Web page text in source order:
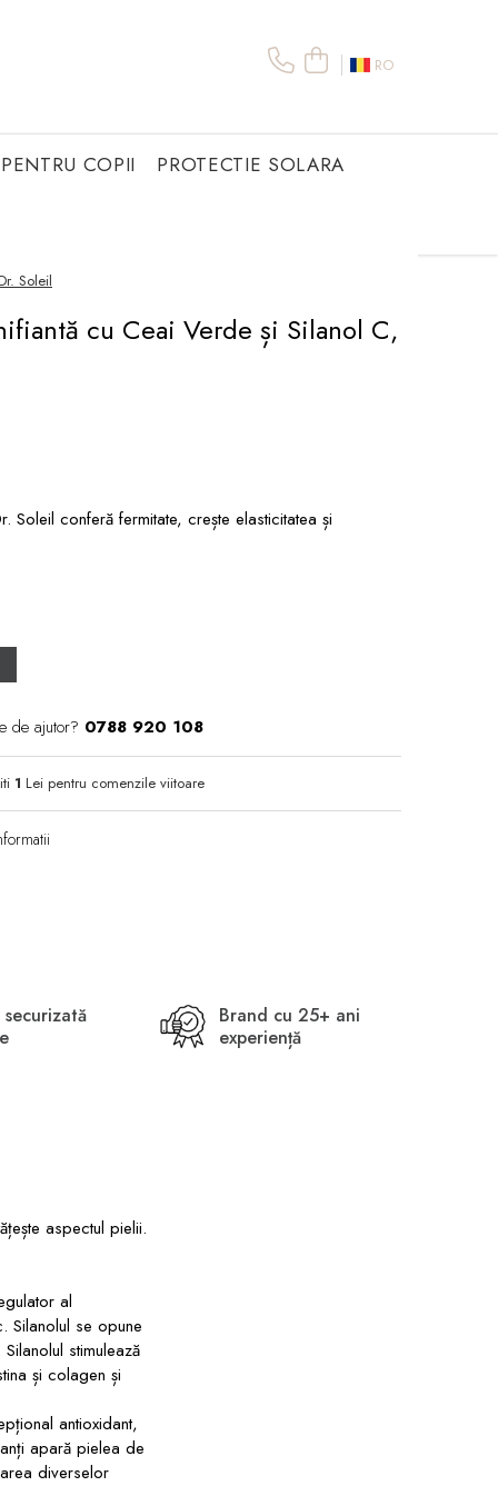
RO
COPII PROTECTIE SOLARA
Soleil
cu Ceai Verde și Silanol C,
Soleil conferă fermitate, crește elasticitatea și
de ajutor? 0788 920 108
1 Lei pentru comenzile viitoare
securizată
Brand cu 25+ ani
experiență
aspectul pielii.
al
Silanolul se opune
stimulează
și colagen și
antioxidant,
apară pielea de
diverselor